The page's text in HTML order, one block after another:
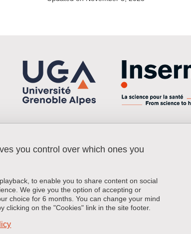
Nal
Menu footer
Contact
Legal notices
Personal details
Cookie policy
you control over which ones you
to enable you to share content on social
We give you the option of accepting or
choice for 6 months. You can change your mind
clicking on the "Cookies" link in the site footer.